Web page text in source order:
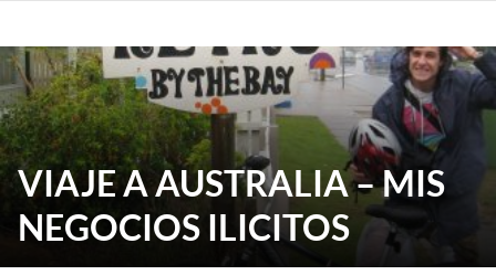
VIAJE A AUSTRALIA – MIS
NEGOCIOS ILICITOS